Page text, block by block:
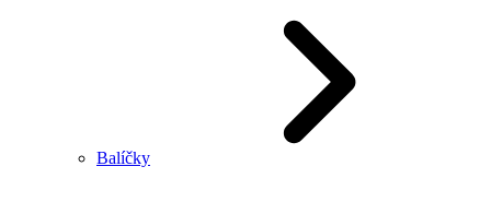
Balíčky